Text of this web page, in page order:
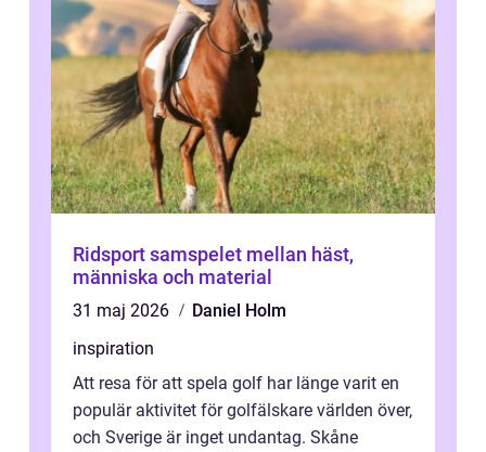
Ridsport samspelet mellan häst,
människa och material
31 maj 2026
Daniel Holm
inspiration
Att resa för att spela golf har länge varit en
populär aktivitet för golfälskare världen över,
och Sverige är inget undantag. Skåne